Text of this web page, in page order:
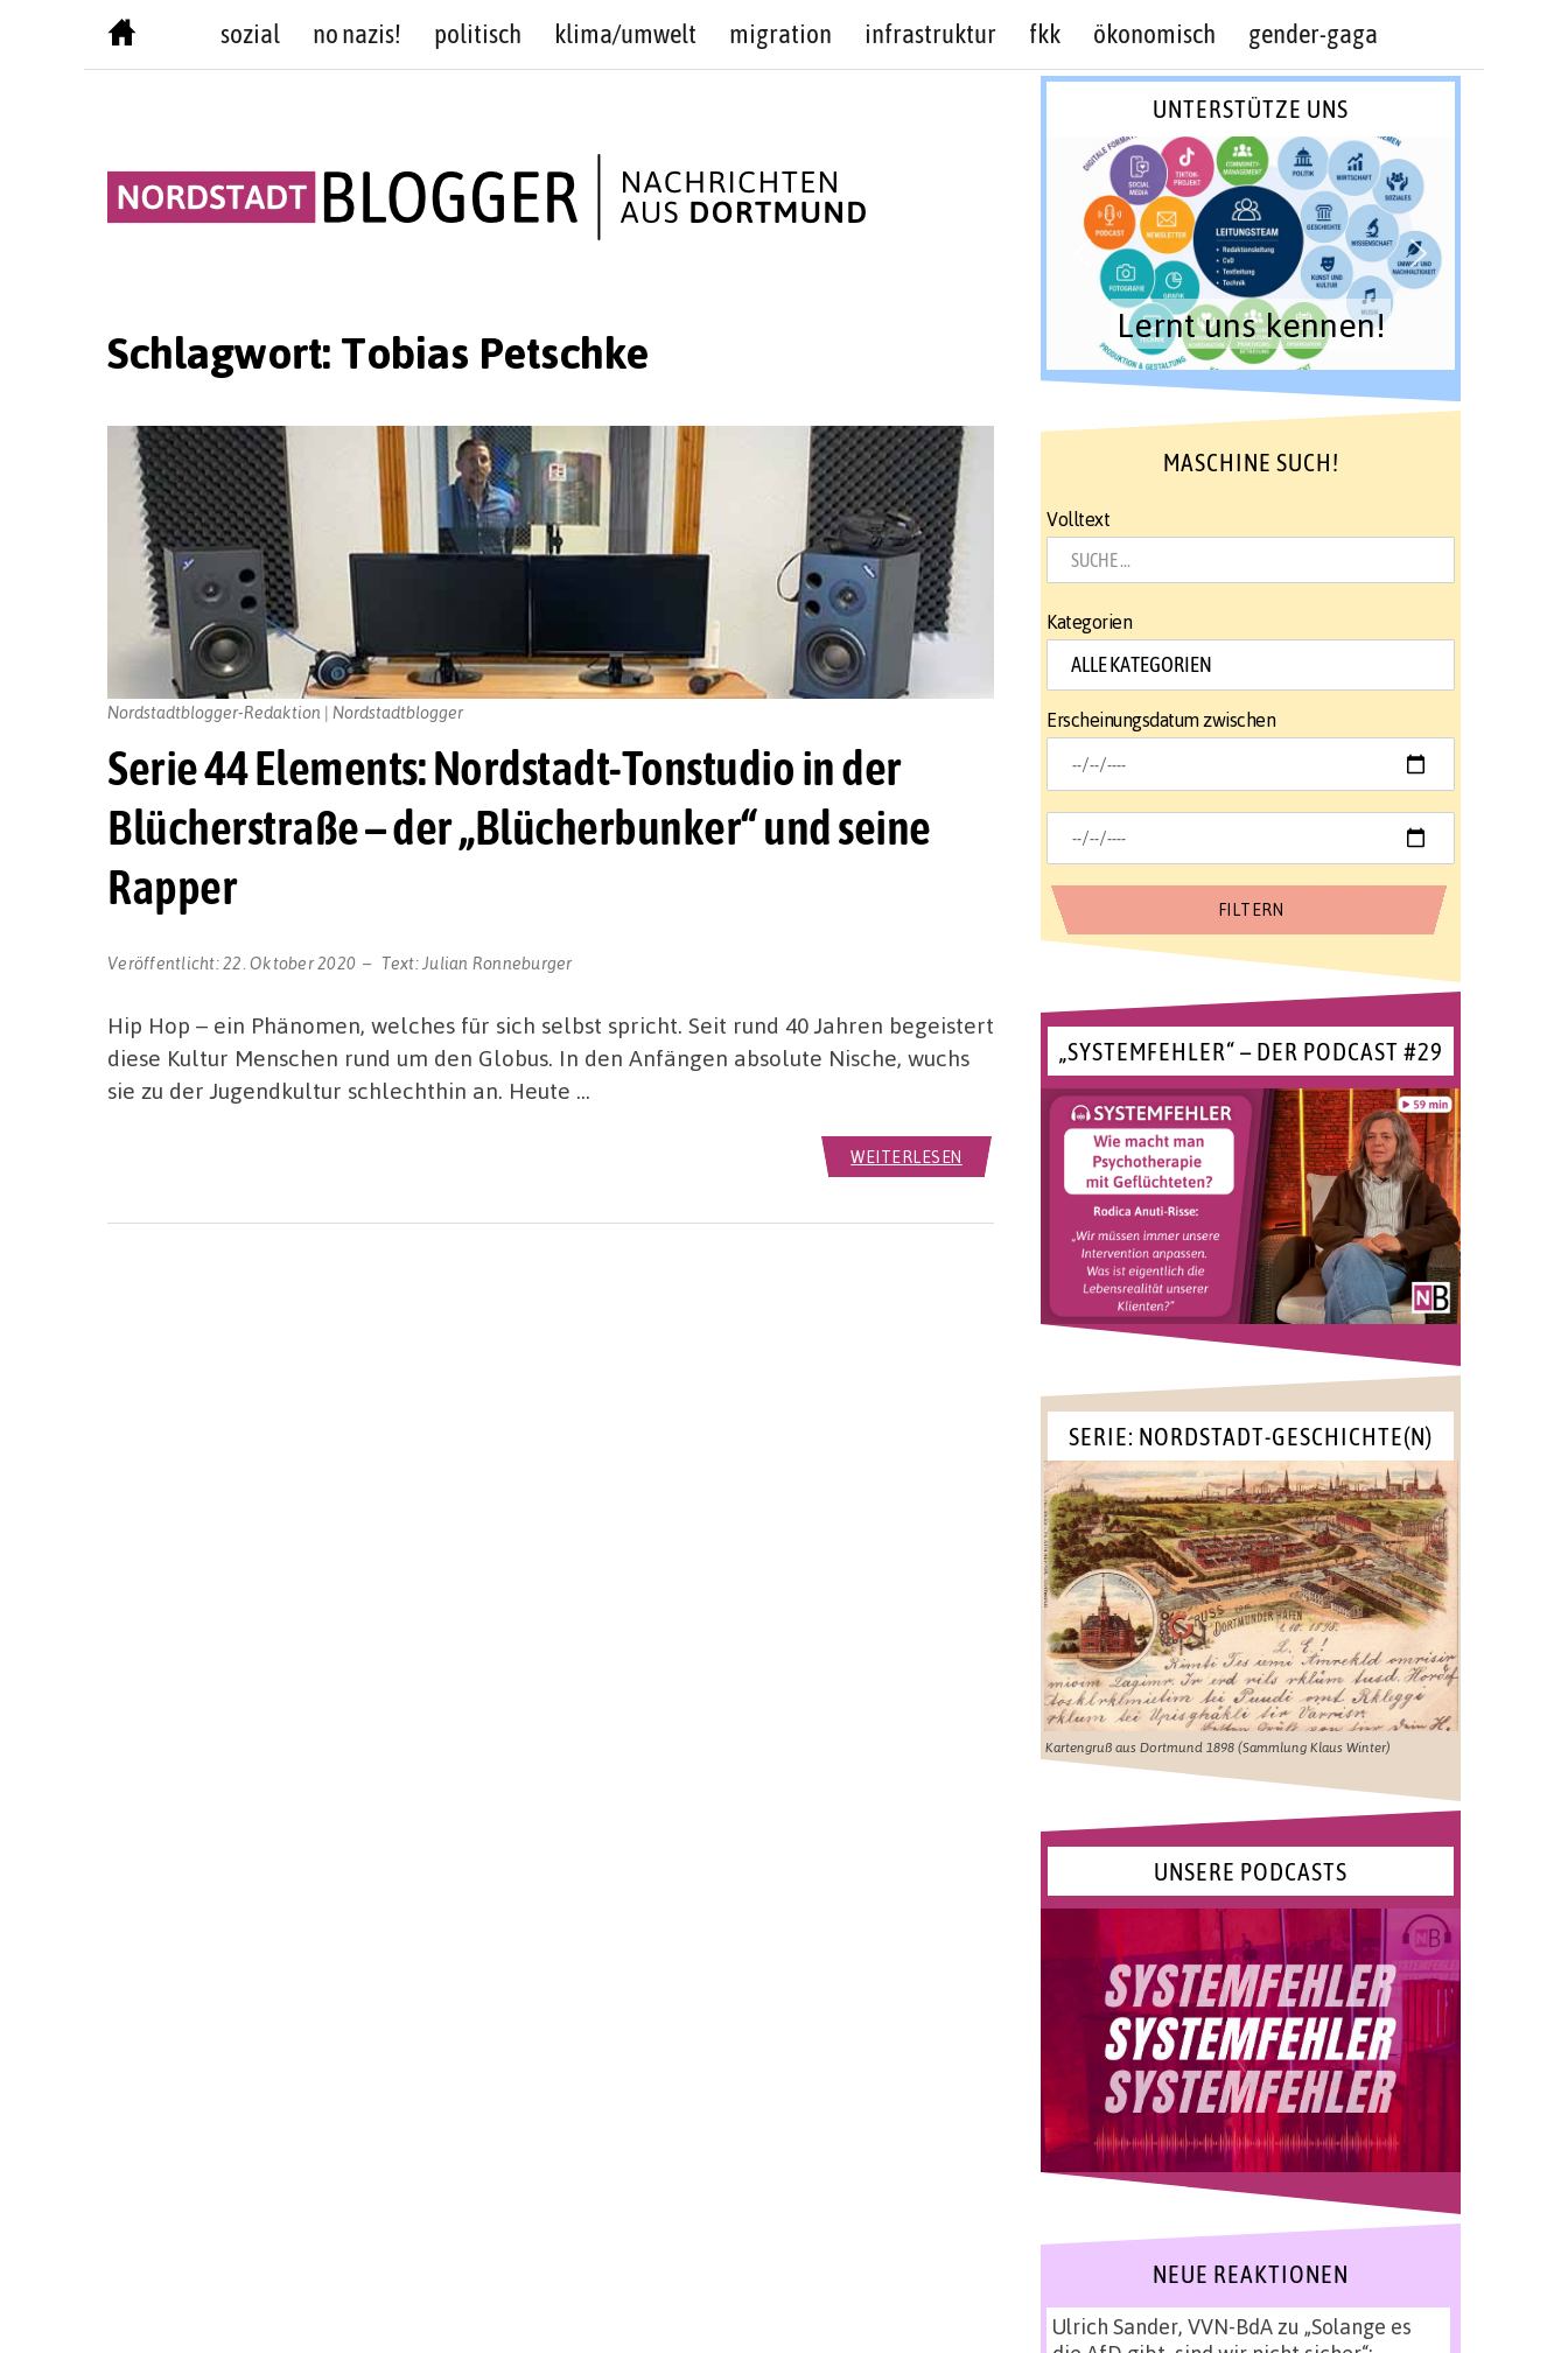
sozial no nazis! politisch klima/umwelt migration infrastruktur fkk ökonomisch gender-gaga
Schlagwort: Tobias Petschke
Serie 44 Elements: Nordstadt-Tonstudio in der
Blücherstraße – der „Blücherbunker“ und seine
Rapper
Veröffentlicht:22. Oktober 2020 Text: Julian Ronneburger
Nordstadtblogger-Redaktion | Nordstadtblogger
Hip Hop – ein Phänomen, welches für sich selbst spricht. Seit rund 40 Jahren begeistert
diese Kultur Menschen rund um den Globus. In den Anfängen absolute Nische, wuchs
sie zu der Jugendkultur schlechthin an. Heute …
WEITERLESEN
UNTERSTÜTZE UNS
Lernt uns kennen!
MASCHINE SUCH!
Volltext
Kategorien
Erscheinungsdatum zwischen
„SYSTEMFEHLER“ – DER PODCAST #29
SERIE: NORDSTADT-GESCHICHTE(N)
Kartengruß aus Dortmund 1898 (Sammlung Klaus Winter)
UNSERE PODCASTS
NEUE REAKTIONEN
Ulrich Sander, VVN-BdAzu „Solange es